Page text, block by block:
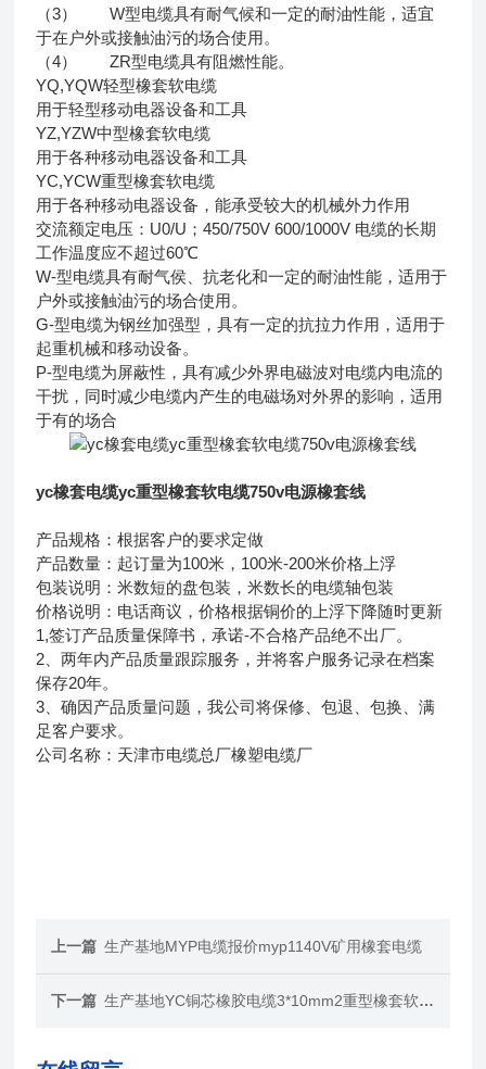
（3） W型电缆具有耐气候和一定的耐油性能，适宜
于在户外或接触油污的场合使用。
（4） ZR型电缆具有阻燃性能。
YQ,YQW轻型橡套软电缆
用于轻型移动电器设备和工具
YZ,YZW中型橡套软电缆
用于各种移动电器设备和工具
YC,YCW重型橡套软电缆
用于各种移动电器设备，能承受较大的机械外力作用
交流额定电压：U0/U；450/750V 600/1000V 电缆的长期
工作温度应不超过60℃
W-型电缆具有耐气侯、抗老化和一定的耐油性能，适用于
户外或接触油污的场合使用。
G-型电缆为钢丝加强型，具有一定的抗拉力作用，适用于
起重机械和移动设备。
P-型电缆为屏蔽性，具有减少外界电磁波对电缆内电流的
干扰，同时减少电缆内产生的电磁场对外界的影响，适用
于有的场合
yc橡套电缆yc重型橡套软电缆750v电源橡套线
产品规格：根据客户的要求定做
产品数量：起订量为100米，100米-200米价格上浮
包装说明：米数短的盘包装，米数长的电缆轴包装
价格说明：电话商议，价格根据铜价的上浮下降随时更新
1,签订产品质量保障书，承诺-不合格产品绝不出厂。
2、两年内产品质量跟踪服务，并将客户服务记录在档案
保存20年。
3、确因产品质量问题，我公司将保修、包退、包换、满
足客户要求。
公司名称：天津市电缆总厂橡塑电缆厂
上一篇 生产基地MYP电缆报价myp1140V矿用橡套电缆
下一篇 生产基地YC铜芯橡胶电缆3*10mm2重型橡套软电缆